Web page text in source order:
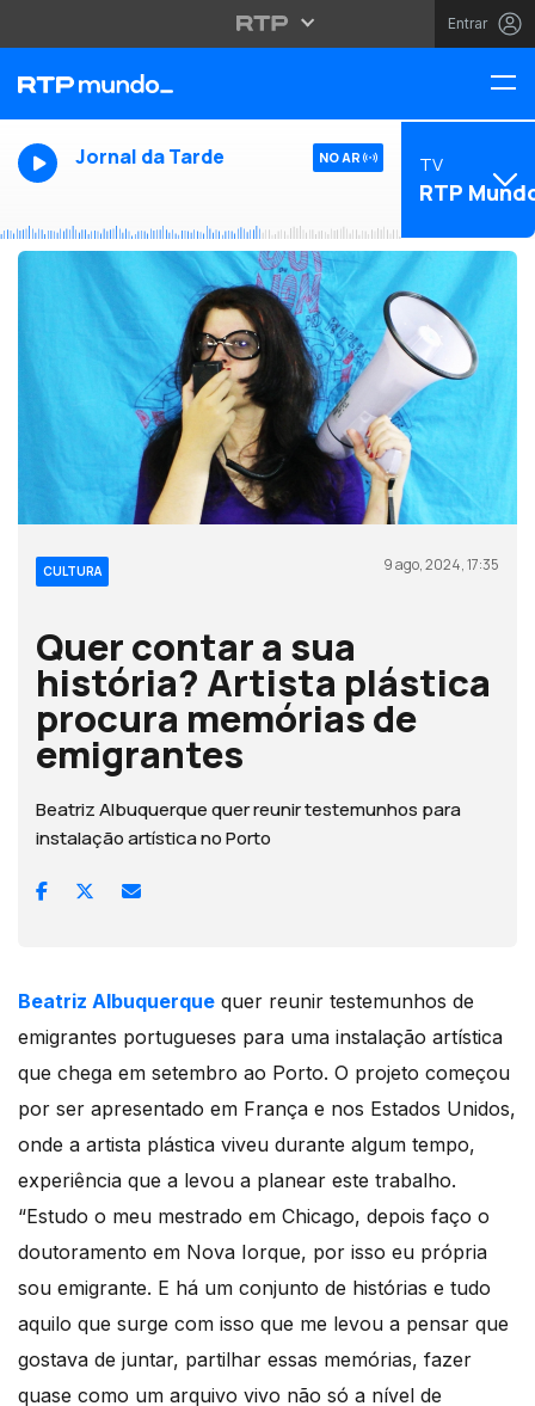
Entrar
Jornal da Tarde NO AR TV
RTP
CULTURA 9 ago, 2024, 17:35
Quer contar a sua
história? Artista plástica
procura memórias de
emigrantes
Beatriz Albuquerque quer reunir testemunhos para
instalação artística no Porto
Beatriz Albuquerque quer reunir testemunhos de
emigrantes portugueses para uma instalação artística
que chega em setembro ao Porto. O projeto começou
por ser apresentado em França e nos Estados Unidos,
onde a artista plástica viveu durante algum tempo,
experiência que a levou a planear este trabalho.
“Estudo o meu mestrado em Chicago, depois faço o
doutoramento em Nova Iorque, por isso eu própria
sou emigrante. E há um conjunto de histórias e tudo
aquilo que surge com isso que me levou a pensar que
gostava de juntar, partilhar essas memórias, fazer
quase como um arquivo vivo não só a nível de